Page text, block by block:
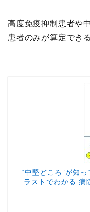
高度免疫抑制患者や
患者のみが算定でき
“中堅どころ”が知
ラストでわかる 病